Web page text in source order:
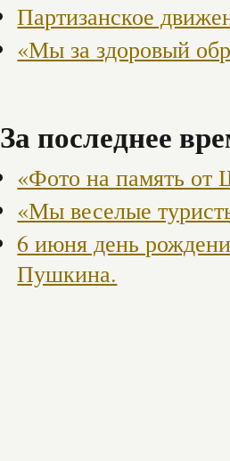
Партизанское
«Мы за здоровый
За последнее
«Фото на память от
«Мы веселые
6 июня день
Пушкина.